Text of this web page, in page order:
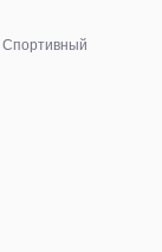
Спортивный